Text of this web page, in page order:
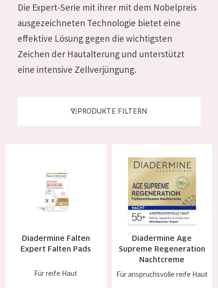
Hautstraffung
PRODUKTTYP
Tagescreme
Nachtcreme
Essentials
Expert
HAUTTYP
Normale bis trockene Haut
Die Expert-Serie mit ihrer mit dem Nobelpreis
ausgezeichneten Technologie bietet eine
effektive Lösung gegen die wichtigsten
Zeichen der Hautalterung und unterstützt
eine intensive Zellverjüngung.
PRODUKTE FILTERN
Diadermine Falten
Expert Falten Pads
Für reife Haut
Diadermine Age
Supreme Regeneration
Nachtcreme
Für anspruchsvolle reife Haut